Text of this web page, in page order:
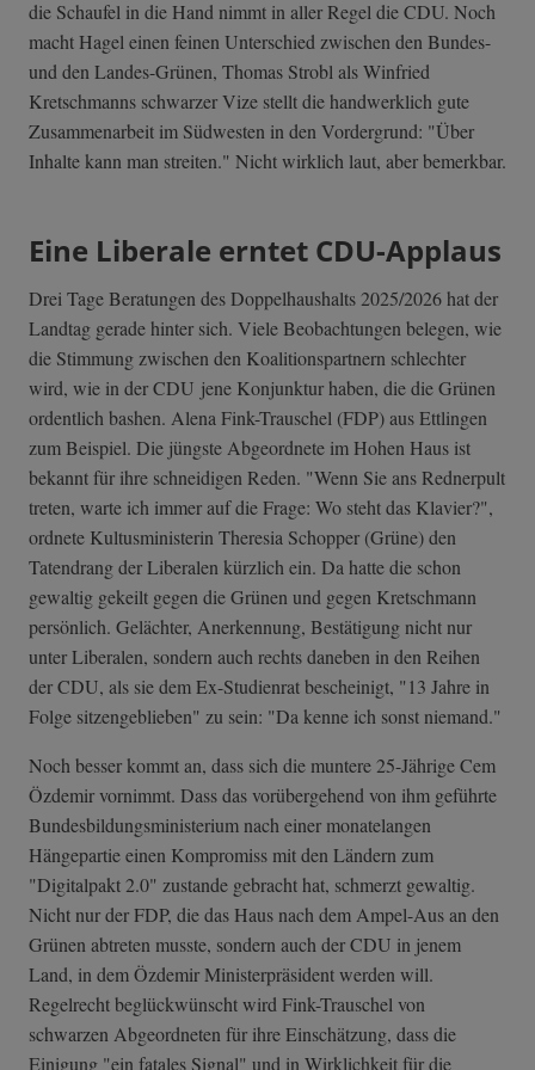
die Schaufel in die Hand nimmt in aller Regel die CDU. Noch
macht Hagel einen feinen Unterschied zwischen den Bundes-
und den Landes-Grünen, Thomas Strobl als Winfried
Kretschmanns schwarzer Vize stellt die handwerklich gute
Zusammenarbeit im Südwesten in den Vordergrund: "Über
Inhalte kann man streiten." Nicht wirklich laut, aber bemerkbar.
Eine Liberale erntet CDU-Applaus
Drei Tage Beratungen des Doppelhaushalts 2025/2026 hat der
Landtag gerade hinter sich. Viele Beobachtungen belegen, wie
die Stimmung zwischen den Koalitionspartnern schlechter
wird, wie in der CDU jene Konjunktur haben, die die Grünen
ordentlich bashen. Alena Fink-Trauschel (FDP) aus Ettlingen
zum Beispiel. Die jüngste Abgeordnete im Hohen Haus ist
bekannt für ihre schneidigen Reden. "Wenn Sie ans Rednerpult
treten, warte ich immer auf die Frage: Wo steht das Klavier?",
ordnete Kultusministerin Theresia Schopper (Grüne) den
Tatendrang der Liberalen kürzlich ein. Da hatte die schon
gewaltig gekeilt gegen die Grünen und gegen Kretschmann
persönlich. Gelächter, Anerkennung, Bestätigung nicht nur
unter Liberalen, sondern auch rechts daneben in den Reihen
der CDU, als sie dem Ex-Studienrat bescheinigt, "13 Jahre in
Folge sitzengeblieben" zu sein: "Da kenne ich sonst niemand."
Noch besser kommt an, dass sich die muntere 25-Jährige Cem
Özdemir vornimmt. Dass das vorübergehend von ihm geführte
Bundesbildungsministerium nach einer monatelangen
Hängepartie einen Kompromiss mit den Ländern zum
"Digitalpakt 2.0" zustande gebracht hat, schmerzt gewaltig.
Nicht nur der FDP, die das Haus nach dem Ampel-Aus an den
Grünen abtreten musste, sondern auch der CDU in jenem
Land, in dem Özdemir Ministerpräsident werden will.
Regelrecht beglückwünscht wird Fink-Trauschel von
schwarzen Abgeordneten für ihre Einschätzung, dass die
Einigung "ein fatales Signal" und in Wirklichkeit für die